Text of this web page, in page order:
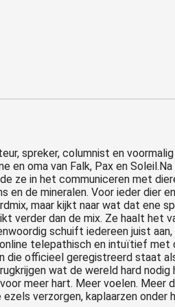
spreker, columnist en
en oma van Falk, Pax en
ze in het communiceren met
en de mineralen. Voor ieder
maar kijkt naar wat dat ene
verder dan de mix. Ze haalt
schuift iedereen juist
telepathisch en intuïtief met
officieel geregistreerd staat
wat de wereld hard
meer hart. Meer voelen. Meer
ezels verzorgen, kaplaarzen